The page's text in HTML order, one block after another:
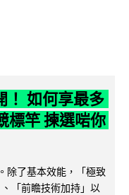
！ 如何享最多
竿 揀選啱你
除了基本效能，「極致
「前瞻技術加持」以